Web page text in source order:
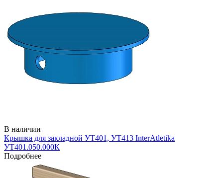
В наличии
Крышка для закладной УТ401, УТ413 InterAtletika
УТ401.050.000К
Подробнее